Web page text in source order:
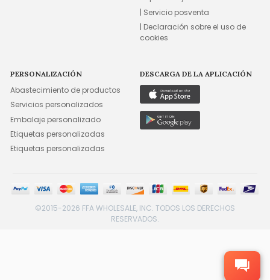
| Servicio posventa
| Declaración sobre el uso de
cookies
PERSONALIZACIÓN
Abastecimiento de productos
Servicios personalizados
Embalaje personalizado
Etiquetas personalizadas
Etiquetas personalizadas
DESCARGA DE LA APLICACIÓN
©2015-2026 FFA WHOLESALE, INC. TODOS LOS DERECHOS
RESERVADOS.